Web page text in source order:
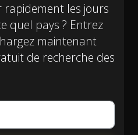
les jours
quel pays ? Entrez
maintenant
de recherche des